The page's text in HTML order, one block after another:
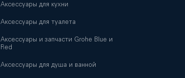
Аксессуары для кухни
Аксессуары для туалета
Аксессуары и запчасти Grohe Blue и
Red
Аксессуары для душа и ванной